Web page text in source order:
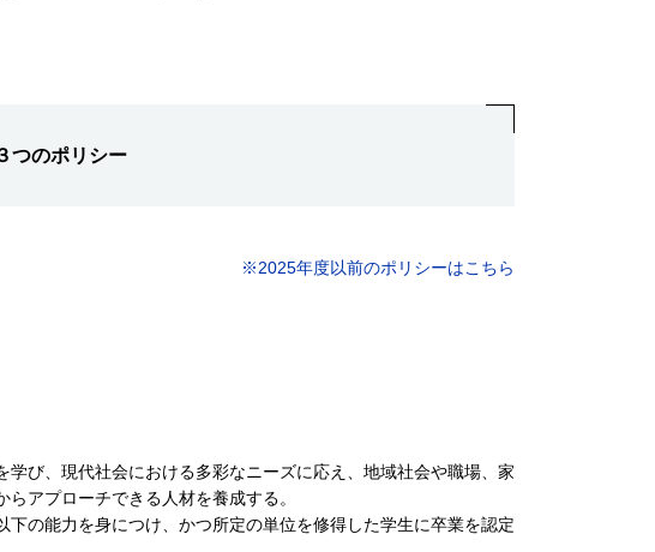
つのポリシー
※2025年度以前のポリシーはこちら
び、現代社会における多彩なニーズに応え、地域社会や職場、家
アプローチできる人材を養成する。
の能力を身につけ、かつ所定の単位を修得した学生に卒業を認定